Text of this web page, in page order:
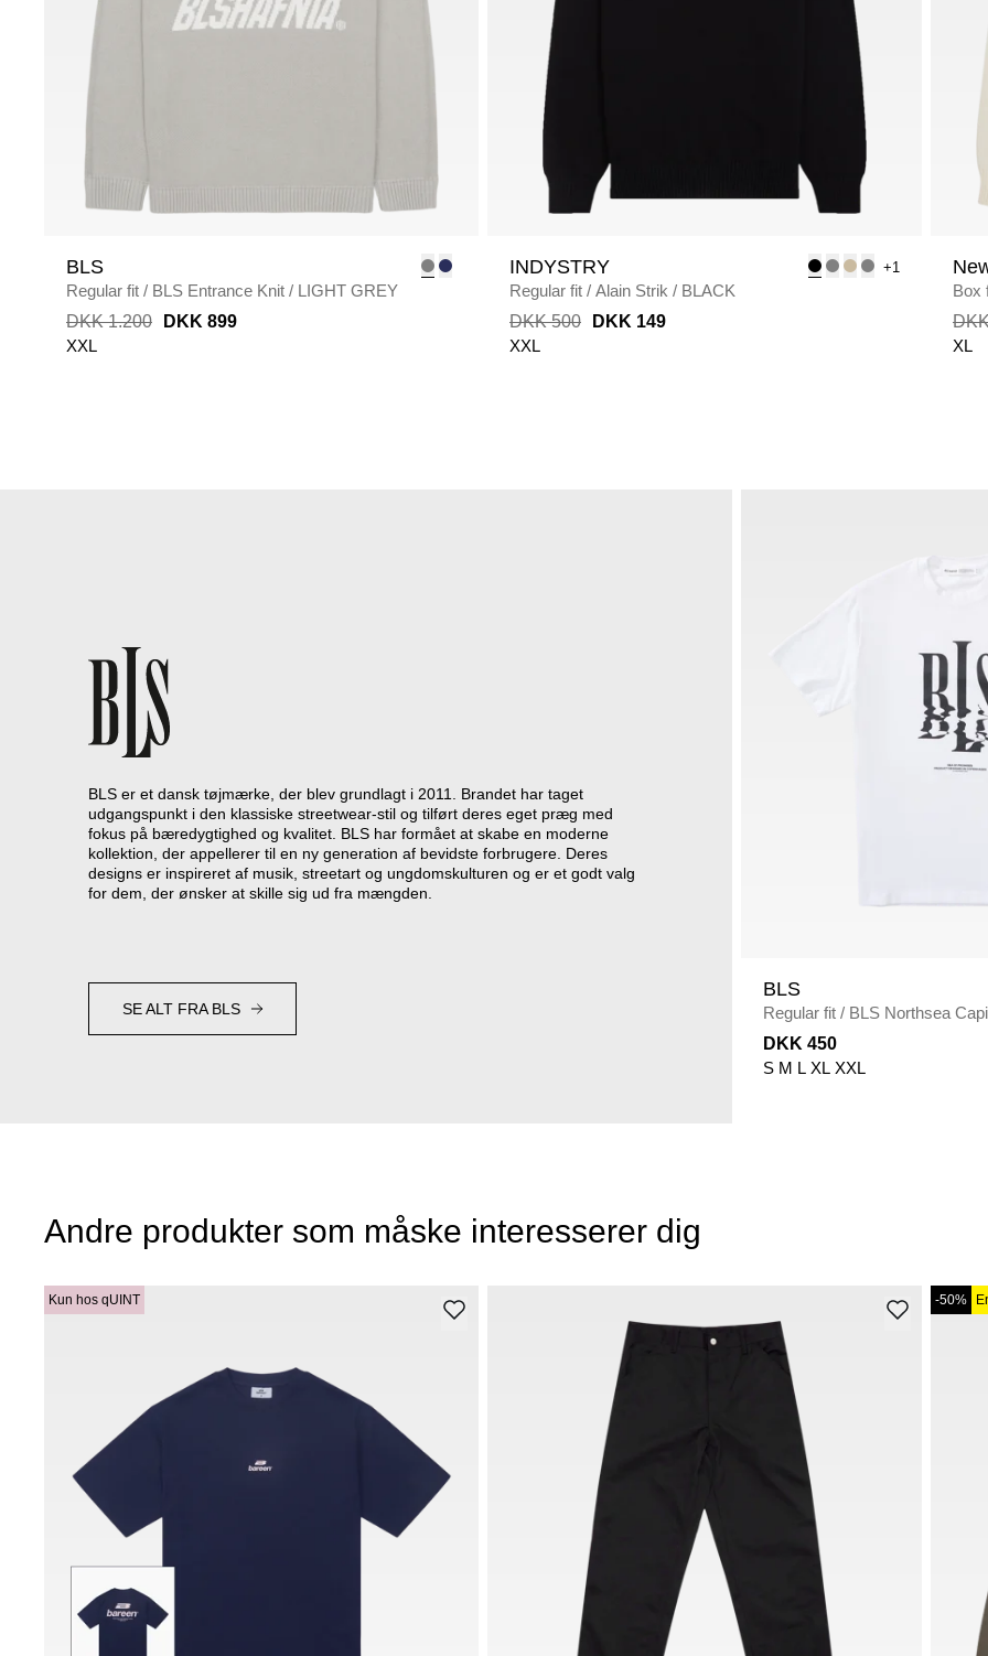
BLS
Regular fit / BLS Entrance Knit / LIGHT GREY
DKK 1.200
DKK 899
XXL
INDYSTRY +1
Regular fit / Alain Strik / BLACK
DKK 500
DKK 149
XXL
Box
XL
BLS er et dansk tøjmærke, der blev grundlagt i 2011. Brandet har taget
udgangspunkt i den klassiske streetwear-stil og tilført deres eget præg med
fokus på bæredygtighed og kvalitet. BLS har formået at skabe en moderne
kollektion, der appellerer til en ny generation af bevidste forbrugere. Deres
designs er inspireret af musik, streetart og ungdomskulturen og er et godt valg
for dem, der ønsker at skille sig ud fra mængden.
SE ALT FRA BLS
BLS
Regular fit / BLS Northsea
WHITE/BLACK
DKK 450
S M L XL XXL
Andre produkter som måske interesserer dig
Kun hos qUINT -50%